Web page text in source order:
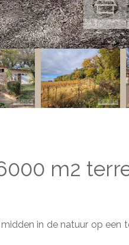
m2
in de natuur op een